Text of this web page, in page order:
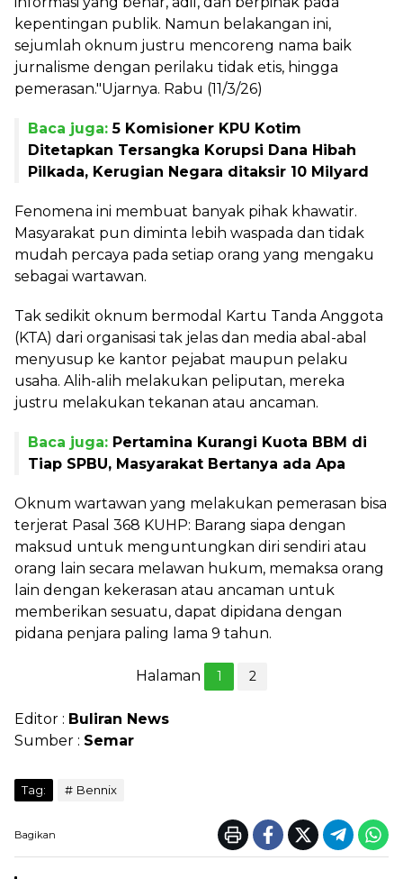
kepentingan publik. Namun belakangan ini,
sejumlah oknum justru mencoreng nama baik
jurnalisme dengan perilaku tidak etis, hingga
pemerasan."Ujarnya. Rabu (11/3/26)
Baca juga:5 Komisioner KPU Kotim
Ditetapkan Tersangka Korupsi Dana Hibah
Pilkada, Kerugian Negara ditaksir 10 Milyard
Fenomena ini membuat banyak pihak khawatir.
Masyarakat pun diminta lebih waspada dan tidak
mudah percaya pada setiap orang yang mengaku
sebagai wartawan.
Tak sedikit oknum bermodal Kartu Tanda Anggota
(KTA) dari organisasi tak jelas dan media abal-abal
menyusup ke kantor pejabat maupun pelaku
usaha. Alih-alih melakukan peliputan, mereka
justru melakukan tekanan atau ancaman.
Baca juga: Pertamina Kurangi Kuota BBM di
Tiap SPBU, Masyarakat Bertanya ada Apa
Oknum wartawan yang melakukan pemerasan bisa
terjerat Pasal 368 KUHP: Barang siapa dengan
maksud untuk menguntungkan diri sendiri atau
orang lain secara melawan hukum, memaksa orang
lain dengan kekerasan atau ancaman untuk
memberikan sesuatu, dapat dipidana dengan
pidana penjara paling lama 9 tahun.
Halaman 1 2
Editor : Buliran News
Sumber : Semar
Tag: Bennix
Bagikan